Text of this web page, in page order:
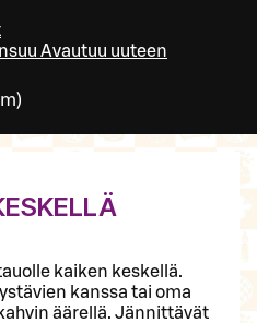
Avautuu uuteen
)
kaiken keskellä.
kanssa tai oma
äärellä. Jännittävät